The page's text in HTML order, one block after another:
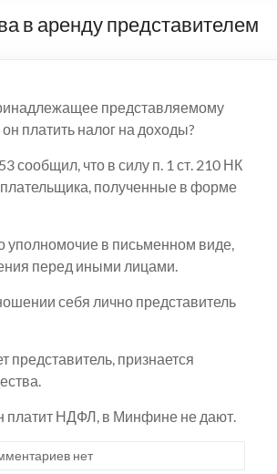
в аренду представителем
представляемому
платить налог на доходы?
что в силу п. 1 ст. 210 НК
полученные в форме
уполномочие в письменном виде,
перед иными лицами.
себя лично представитель
представитель, признается
платит НДФЛ, в Минфине не дают.
нет